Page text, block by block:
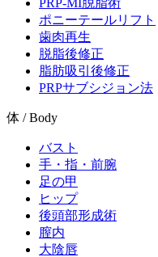
ポニーテールリフト
歯肉再生
脱脂後修正
脂肪吸引後修正
PRPサブシジョン法
体 / Body
バスト
手・指・前腕
足の甲
ヒップ
後頭部形成術
膣内
大陰唇